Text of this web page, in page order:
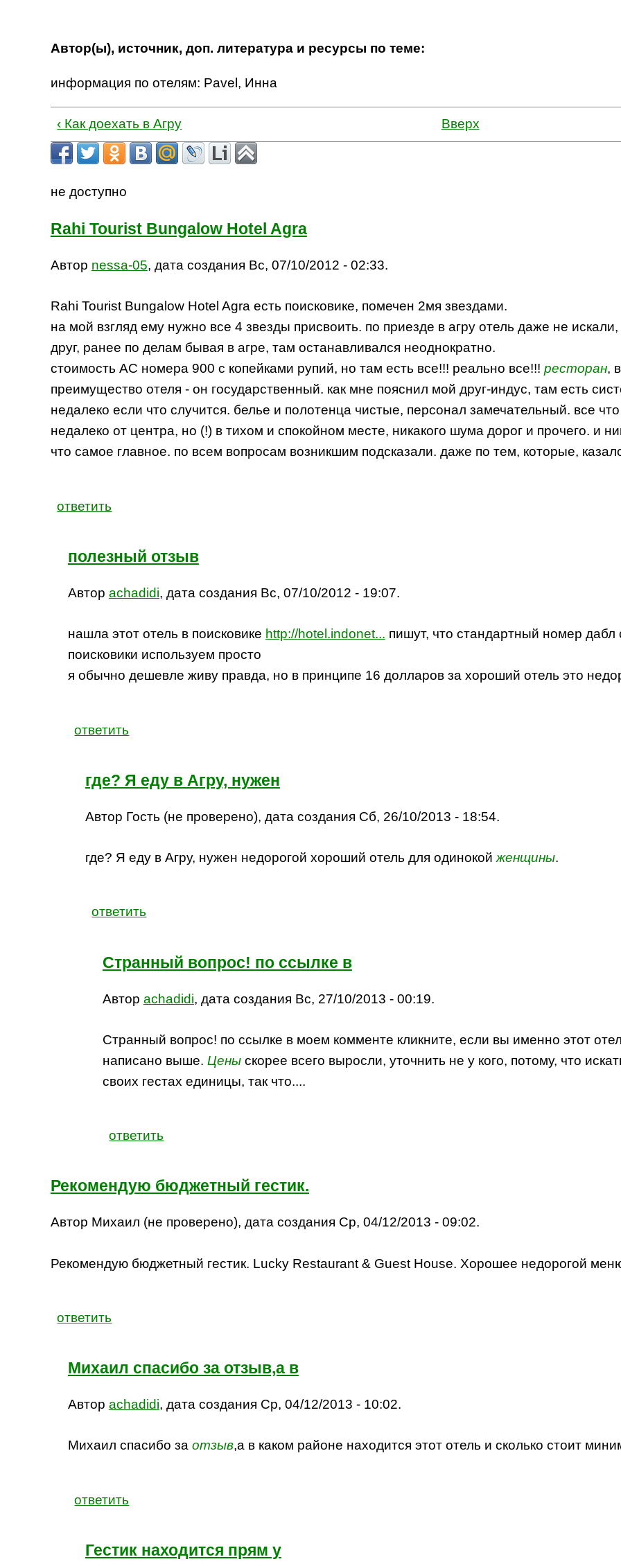
Автор(ы), источник, доп. литература и ресурсы по теме:
информация по отелям: Pavel, Инна
‹ Как доехать в Агру Вверх
не доступно
Rahi Tourist Bungalow Hotel Agra
Автор nessa-05, дата создания Вс, 07/10/2012 - 02:33.
Rahi Tourist Bungalow Hotel Agra есть поисковике, помечен 2мя звездами.
на мой взгляд ему нужно все 4 звезды присвоить. по приезде в агру отель даже не
друг, ранее по делам бывая в агре, там останавливался неоднократно.
стоимость АС номера 900 с копейками рупий, но там есть все!!! реально все!!! ресторан,
преимущество отеля - он государственный. как мне пояснил мой друг-индус, там есть
недалеко если что случится. белье и полотенца чистые, персонал замечательный. все
недалеко от центра, но (!) в тихом и спокойном месте, никакого шума дорог и прочего. и
что самое главное. по всем вопросам возникшим подсказали. даже по тем, которые,
ответить
полезный отзыв
Автор achadidi, дата создания Вс, 07/10/2012 - 19:07.
нашла этот отель в поисковике http://hotel.indonet... пишут, что стандартный номер
поисковики используем просто
я обычно дешевле живу правда, но в принципе 16 долларов за хороший отель это
ответить
где? Я еду в Агру, нужен
Автор Гость (не проверено), дата создания Сб, 26/10/2013 - 18:54.
где? Я еду в Агру, нужен недорогой хороший отель для одинокой женщины.
ответить
Странный вопрос! по ссылке в
Автор achadidi, дата создания Вс, 27/10/2013 - 00:19.
Странный вопрос! по ссылке в моем комменте кликните, если вы именно этот
написано выше. Ценыскорее всего выросли, уточнить не у кого, потому, что
своих гестах единицы, так что....
ответить
Рекомендую бюджетный гестик.
Автор Михаил (не проверено), дата создания Ср, 04/12/2013 - 09:02.
Рекомендую бюджетный гестик. Lucky Restaurant & Guest House. Хорошее недорогой
ответить
Михаил спасибо за отзыв,а в
Автор achadidi, дата создания Ср, 04/12/2013 - 10:02.
Михаил спасибо за отзыв,а в каком районе находится этот отель и сколько стоит
ответить
Гестик находится прям у